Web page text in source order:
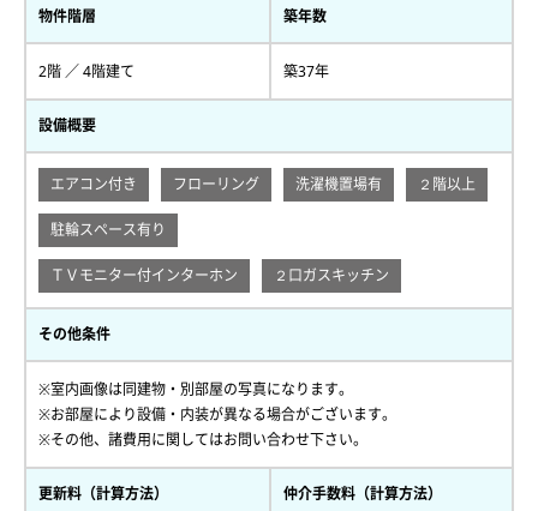
物件階層
2階 ／ 4階建て
築年数
築37年
設備概要
エアコン付き フローリング 洗濯機置場有 ２階以上
駐輪スペース有り
ＴＶモニター付インターホン ２口ガスキッチン
その他条件
※室内画像は同建物・別部屋の写真になります。
※お部屋により設備・内装が異なる場合がございます。
※その他、諸費用に関してはお問い合わせ下さい。
更新料（計算方法） 仲介手数料（計算方法）